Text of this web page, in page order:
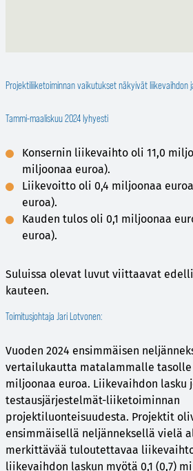
Projektiliiketoiminnan vaikutukset näkyivät liikevaihdon
Tammi-maaliskuu 2024 lyhyesti
Konsernin liikevaihto oli 11,0
miljoonaa euroa).
Liikevoitto oli 0,4 miljoonaa
euroa).
Kauden tulos oli 0,1 miljoonaa
euroa).
Suluissa olevat luvut viittaavat
kauteen.
Toimitusjohtaja Jari Lotvonen:
Vuoden 2024 ensimmäisen
vertailukautta matalammalle tasolle
miljoonaa euroa. Liikevaihdon lasku
testausjärjestelmät-liiketoiminnan
projektiluonteisuudesta. Projektit
ensimmäisellä neljänneksellä vielä
merkittävää tuloutettavaa
liikevaihdon laskun myötä 0,1 (0,7)